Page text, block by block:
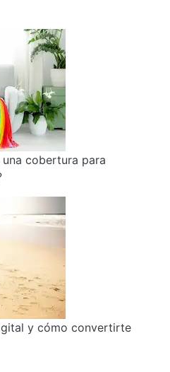
una cobertura para
y cómo convertirte